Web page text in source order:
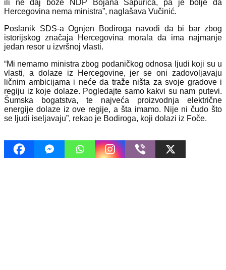
ili ne daj bože NDP Bojana Šapurića, pa je bolje da
Hercegovina nema ministra”, naglašava Vučinić.
Poslanik SDS-a Ognjen Bodiroga navodi da bi bar zbog
istorijskog značaja Hercegovina morala da ima najmanje
jedan resor u izvršnoj vlasti.
“Mi nemamo ministra zbog podaničkog odnosa ljudi koji su u
vlasti, a dolaze iz Hercegovine, jer se oni zadovoljavaju
ličnim ambicijama i neće da traže ništa za svoje gradove i
regiju iz koje dolaze. Pogledajte samo kakvi su nam putevi.
Šumska bogatstva, te najveća proizvodnja električne
energije dolaze iz ove regije, a šta imamo. Nije ni čudo što
se ljudi iseljavaju”, rekao je Bodiroga, koji dolazi iz Foče.